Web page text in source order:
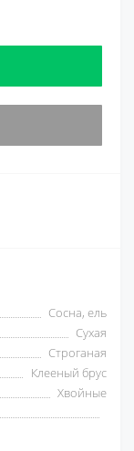
Сосна, ель
Сухая
Строганая
Клееный брус
Хвойные